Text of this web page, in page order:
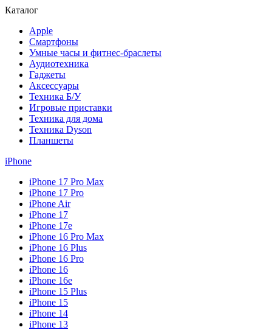
Каталог
Apple
Смартфоны
Умные часы и фитнес-браслеты
Аудиотехника
Гаджеты
Аксессуары
Техника Б/У
Игровые приставки
Техника для дома
Техника Dyson
Планшеты
iPhone
iPhone 17 Pro Max
iPhone 17 Pro
iPhone Air
iPhone 17
iPhone 17e
iPhone 16 Pro Max
iPhone 16 Plus
iPhone 16 Pro
iPhone 16
iPhone 16e
iPhone 15 Plus
iPhone 15
iPhone 14
iPhone 13